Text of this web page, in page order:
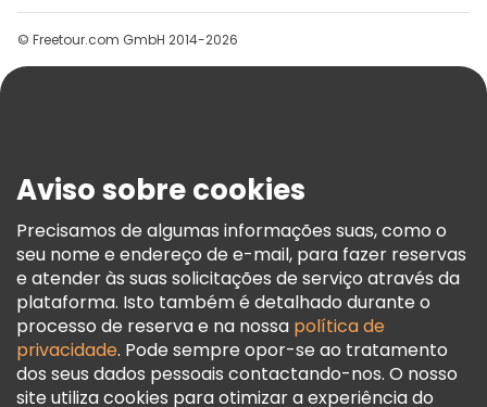
Grupos
Ajuda
Termos E Informações Legais
Política De Cookies
Freetour Prémios
Programa De Fidelidade
© Freetour.com GmbH 2014-2026
Aviso sobre cookies
Precisamos de algumas informações suas, como o
seu nome e endereço de e-mail, para fazer reservas
e atender às suas solicitações de serviço através da
plataforma. Isto também é detalhado durante o
processo de reserva e na nossa política de
privacidade. Pode sempre opor-se ao tratamento
dos seus dados pessoais contactando-nos. O nosso
site utiliza cookies para otimizar a experiência do